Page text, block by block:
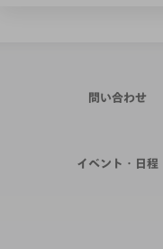
問い合わせ
イベント・日程